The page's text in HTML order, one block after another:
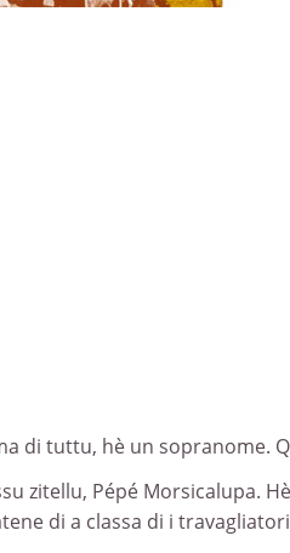
di tuttu, hè un sopranome.
zitellu, Pépé Morsicalupa.
di a classa di i